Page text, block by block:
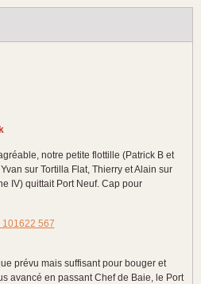
notre petite flottille (Patrick B et
sur Tortilla Flat, Thierry et Alain sur
IV) quittait Port Neuf. Cap pour
prévu mais suffisant pour bouger et
avancé en passant Chef de Baie, le Port